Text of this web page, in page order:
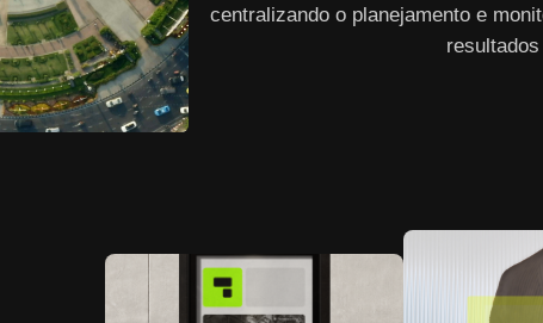
centralizando o planejamento e